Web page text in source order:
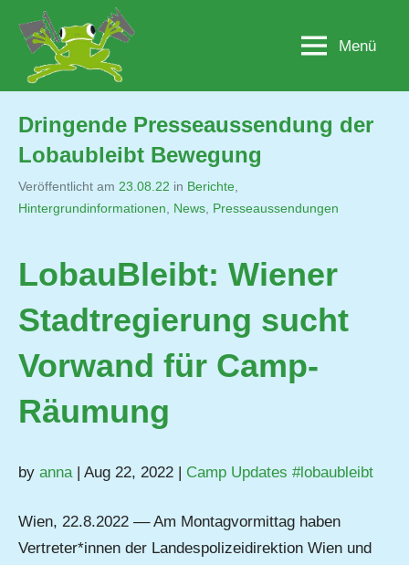
Inhalt
springenLobau.org
BürgerInitiative
"Rettet
die
Lobau
–
Natur
Beton"
Menü
Dringende Presseaussendung der
Lobaubleibt Bewegung
Veröffentlicht am 23.08.22 von
Jutta
in Berichte
Hintergrundinformationen
News Presseaussendungen
LobauBleibt: Wiener
Stadtregierung sucht
Vorwand für Camp-
Räumung
by anna | Aug 22, 2022 | Camp Updates #lobaubleibt
Wien, 22.8.2022 –– Am Montagvormittag haben
Vertreter*innen der Landespolizeidirektion Wien und